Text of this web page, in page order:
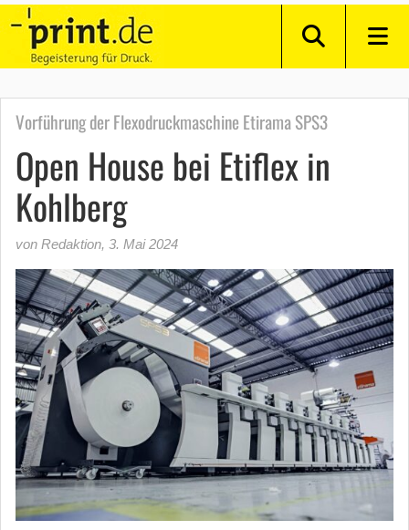
Vorführung der Flexodruckmaschine Etirama SPS3
Open House bei Etiflex in
Kohlberg
von Redaktion, 3. Mai 2024